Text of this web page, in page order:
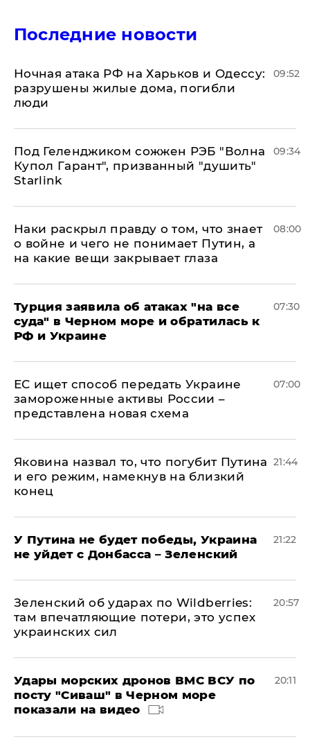
Последние новости
​Ночная атака РФ на Харьков и Одессу:
разрушены жилые дома, погибли
люди
09:52
Под Геленджиком сожжен РЭБ "Волна
Купол Гарант", призванный "душить"
Starlink
09:34
Наки раскрыл правду о том, что знает
о войне и чего не понимает Путин, а
на какие вещи закрывает глаза
08:00
Турция заявила об атаках "на все
суда" в Черном море и обратилась к
РФ и Украине
07:30
ЕС ищет способ передать Украине
замороженные активы России –
представлена новая схема
07:00
Яковина назвал то, что погубит Путина
и его режим, намекнув на близкий
конец
21:44
У Путина не будет победы, Украина
не уйдет с Донбасса – Зеленский
21:22
Зеленский об ударах по Wildberries:
там впечатляющие потери, это успех
украинских сил
20:57
Удары морских дронов ВМС ВСУ по
посту "Сиваш" в Черном море
показали на видео
20:11